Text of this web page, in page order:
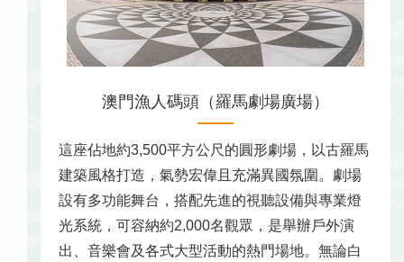
澳門漁人碼頭（羅馬劇場廣場）
這座佔地約3,500平方公尺的圓形劇場，以古羅馬
建築風格打造，氣勢宏偉且充滿異國氛圍。劇場
設有多功能舞台，搭配先進的視聽設備與專業燈
光系統，可容納約2,000名觀眾，是舉辦戶外演
出、音樂會及各式大型活動的熱門場地。無論白